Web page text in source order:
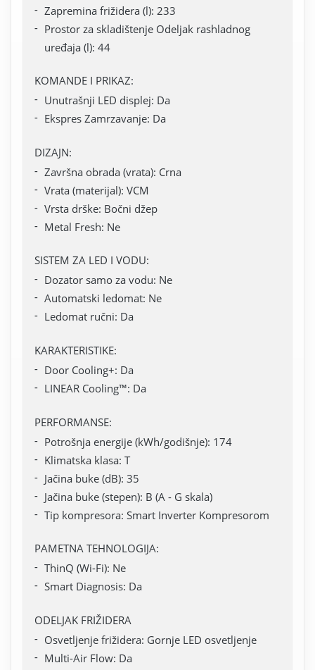
Zapremina frižidera (l): 233
Prostor za skladištenje Odeljak rashladnog
uređaja (l): 44
KOMANDE I PRIKAZ:
Unutrašnji LED displej: Da
Ekspres Zamrzavanje: Da
DIZAJN:
Završna obrada (vrata): Crna
Vrata (materijal): VCM
Vrsta drške: Bočni džep
Metal Fresh: Ne
SISTEM ZA LED I VODU:
Dozator samo za vodu: Ne
Automatski ledomat: Ne
Ledomat ručni: Da
KARAKTERISTIKE:
Door Cooling+: Da
LINEAR Cooling™: Da
PERFORMANSE:
Potrošnja energije (kWh/godišnje): 174
Klimatska klasa: T
Jačina buke (dB): 35
Jačina buke (stepen): B (A - G skala)
Tip kompresora: Smart Inverter Kompresorom
PAMETNA TEHNOLOGIJA:
ThinQ (Wi-Fi): Ne
Smart Diagnosis: Da
ODELJAK FRIŽIDERA
Osvetljenje frižidera: Gornje LED osvetljenje
Multi-Air Flow: Da